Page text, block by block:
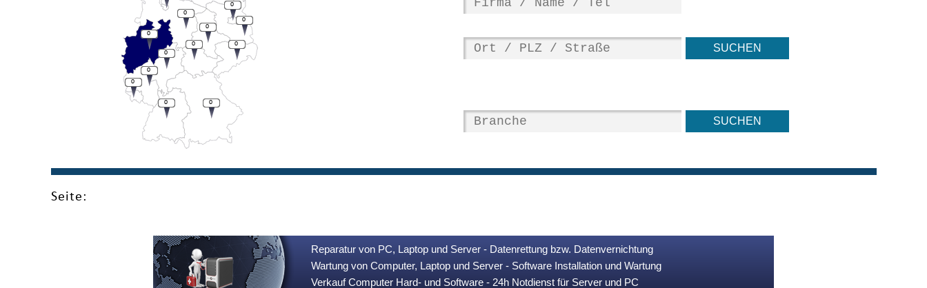
0
0
0
0
0
0
0
0
0
0
0
0
Seite:
Reparatur von PC, Laptop und Server - Datenrettung bzw. Datenvernichtung
Wartung von Computer, Laptop und Server - Software Installation und Wartung
Verkauf Computer Hard- und Software - 24h Notdienst für Server und PC